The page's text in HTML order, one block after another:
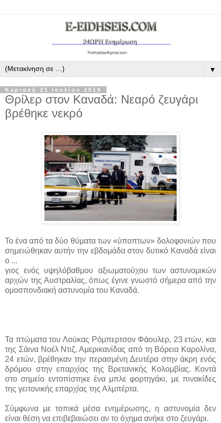
▼
Κυριακή 21 Ιουλίου 2019
Θρίλερ στον Καναδά: Νεαρό ζευγάρι
βρέθηκε νεκρό
Το ένα από τα δύο θύματα των «ύποπτων» δολοφονιών που
σημειώθηκαν αυτήν την εβδομάδα στον δυτικό Καναδά είναι
ο ...
γιος ενός υψηλόβαθμου αξιωματούχου των αστυνομικών
αρχών της Αυστραλίας, όπως έγινε γνωστό σήμερα από την
ομοσπονδιακή αστυνομία του Καναδά.
Τα πτώματα του Λούκας Ρόμπερτσον Φάουλερ, 23 ετών, και
της Σάινα Νοέλ Ντιζ, Αμερικανίδας από τη Βόρεια Καρολίνα,
24 ετών, βρέθηκαν την περασμένη Δευτέρα στην άκρη ενός
δρόμου στην επαρχίας της Βρετανικής Κολομβίας. Κοντά
στο σημείο εντοπίστηκε ένα μπλε φορτηγάκι, με πινακίδες
της γειτονικής επαρχίας της Αλμπέρτα.
Σύμφωνα με τοπικά μέσα ενημέρωσης, η αστυνομία δεν
είναι θέση να επιβεβαιώσει αν το όχημα ανήκε στο ζευγάρι.